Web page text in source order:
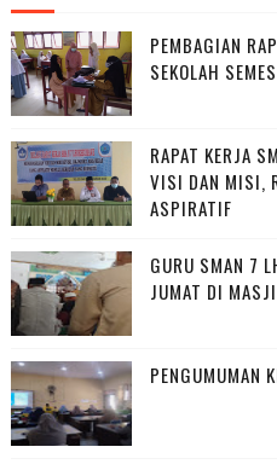
PEMBAGIAN
SEKOLAH
RAPAT KERJA
VISI DAN MISI,
ASPIRATIF
GURU SMAN 7
JUMAT DI
PENGUMUMAN